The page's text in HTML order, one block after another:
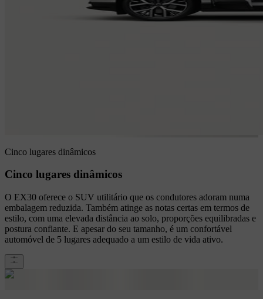
Cinco lugares dinâmicos
Cinco lugares dinâmicos
O EX30 oferece o SUV utilitário que os condutores adoram numa
embalagem reduzida. Também atinge as notas certas em termos de
estilo, com uma elevada distância ao solo, proporções equilibradas e
postura confiante. E apesar do seu tamanho, é um confortável
automóvel de 5 lugares adequado a um estilo de vida ativo.